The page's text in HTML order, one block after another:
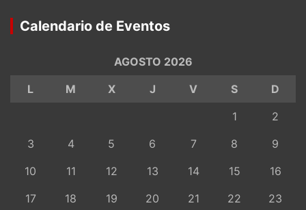
Calendario de Eventos
AGOSTO 2026
L
M X J V S
D
1
2
3
4 5 6 7 8
9
10
11 12 13 14 15
16
17
18 19 20 21 22
23